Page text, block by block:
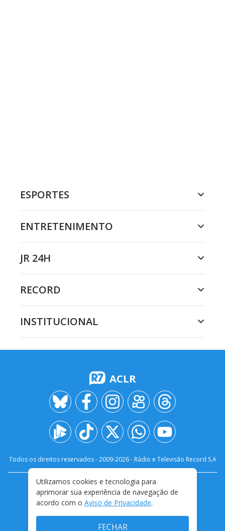
ESPORTES
ENTRETENIMENTO
JR 24H
RECORD
INSTITUCIONAL
ACLR
Todos os direitos reservados - 2009-2026- Rádio e Televisão Record S.A
FALE CONOSCO
PRIVACIDADE
TERMOS E CONDIÇÕES DE USO
Utilizamos cookies e tecnologia para
aprimorar sua experiência de navegação de
acordo com o Aviso de Privacidade.
FECHAR